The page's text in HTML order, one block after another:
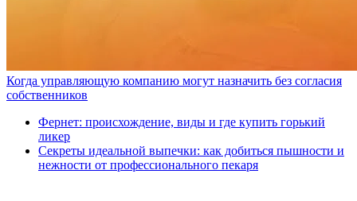
Когда управляющую компанию могут назначить без согласия
собственников
Фернет: происхождение, виды и где купить горький
ликер
Секреты идеальной выпечки: как добиться пышности и
нежности от профессионального пекаря